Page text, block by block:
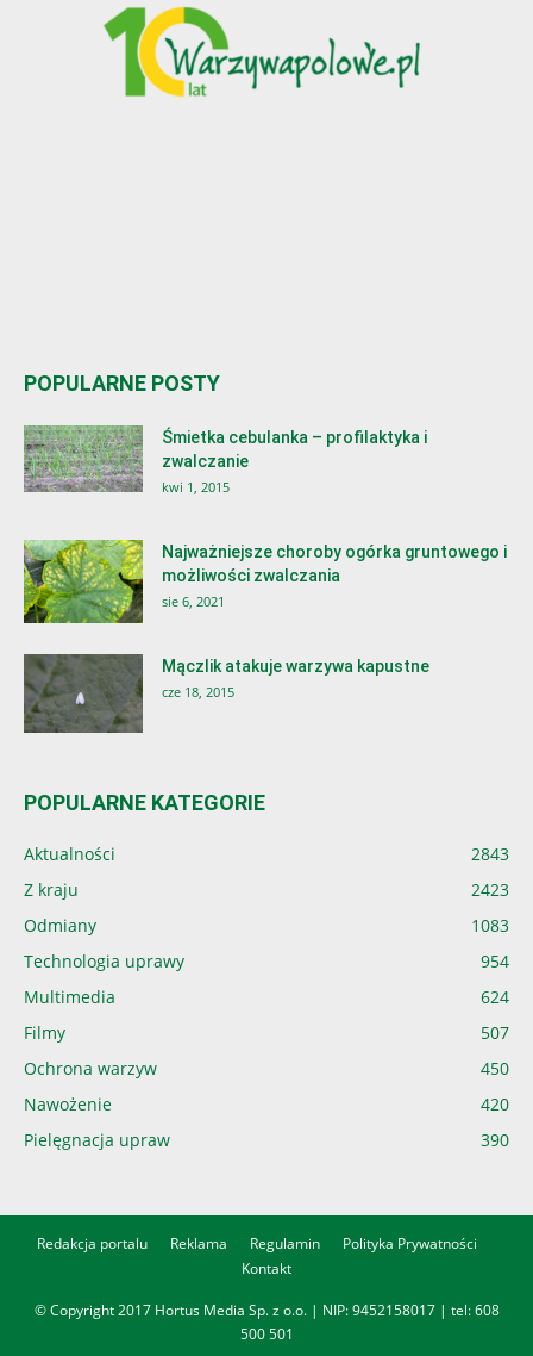
POPULARNE POSTY
Śmietka cebulanka – profilaktyka i
zwalczanie
kwi 1, 2015
Najważniejsze choroby ogórka gruntowego i
możliwości zwalczania
sie 6, 2021
Mączlik atakuje warzywa kapustne
cze 18, 2015
POPULARNE KATEGORIE
Aktualności
2843
Z kraju
2423
Odmiany
1083
Technologia uprawy
954
Multimedia
624
Filmy
507
Ochrona warzyw
450
Nawożenie
420
Pielęgnacja upraw
390
Redakcja portalu Reklama Regulamin
Polityka Prywatności
Kontakt
© Copyright 2017 Hortus Media Sp. z o.o. | NIP: 9452158017 | tel:608
500 501